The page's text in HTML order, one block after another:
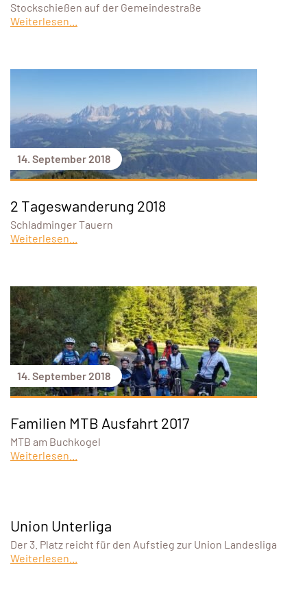
Stockschießen auf der Gemeindestraße
Weiterlesen...
14. September 2018
2 Tageswanderung 2018
Schladminger Tauern
Weiterlesen...
14. September 2018
Familien MTB Ausfahrt 2017
MTB am Buchkogel
Weiterlesen...
Union Unterliga
Der 3. Platz reicht für den Aufstieg zur Union Landesliga
Weiterlesen...